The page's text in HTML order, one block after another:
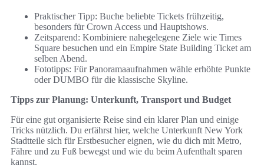
Praktischer Tipp: Buche beliebte Tickets frühzeitig,
besonders für Crown Access und Hauptshows.
Zeitsparend: Kombiniere nahegelegene Ziele wie Times
Square besuchen und ein Empire State Building Ticket am
selben Abend.
Fototipps: Für Panoramaaufnahmen wähle erhöhte Punkte
oder DUMBO für die klassische Skyline.
Tipps zur Planung: Unterkunft, Transport und Budget
Für eine gut organisierte Reise sind ein klarer Plan und einige
Tricks nützlich. Du erfährst hier, welche Unterkunft New York
Stadtteile sich für Erstbesucher eignen, wie du dich mit Metro,
Fähre und zu Fuß bewegst und wie du beim Aufenthalt sparen
kannst.